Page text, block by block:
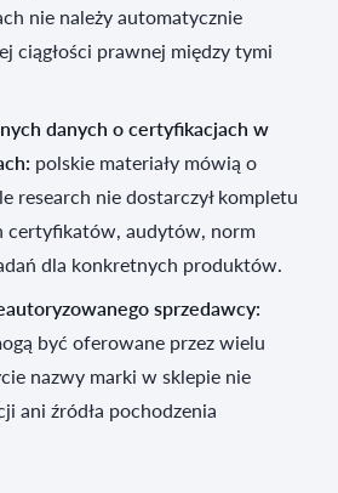
nie należy automatycznie
ciągłości prawnej między tymi
danych o certyfikacjach w
polskie materiały mówią o
research nie dostarczył kompletu
certyfikatów, audytów, norm
dla konkretnych produktów.
sprzedawcy:
być oferowane przez wielu
nazwy marki w sklepie nie
ani źródła pochodzenia